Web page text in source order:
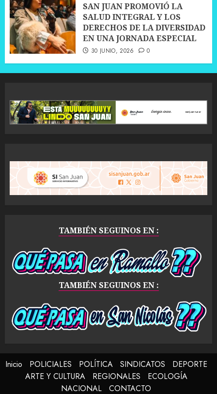
SAN JUAN PROMOVIÓ LA
SALUD INTEGRAL Y LOS
DERECHOS DE LA DIVERSIDAD
EN UNA JORNADA ESPECIAL
30 JUNIO, 2026 0
TAMBIÉN SEGUINOS EN :
TAMBIÉN SEGUINOS EN :
Inicio POLICIALES POLÍTICA SINDICATOS
DEPORTE
ARTE Y CULTURA
REGIONALES
ECOLOGÍA
NACIONAL
CONTACTO